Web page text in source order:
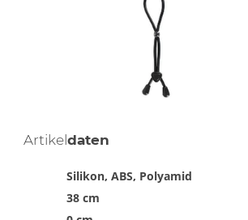
Artikel daten
Silikon, ABS, Polyamid
38 cm